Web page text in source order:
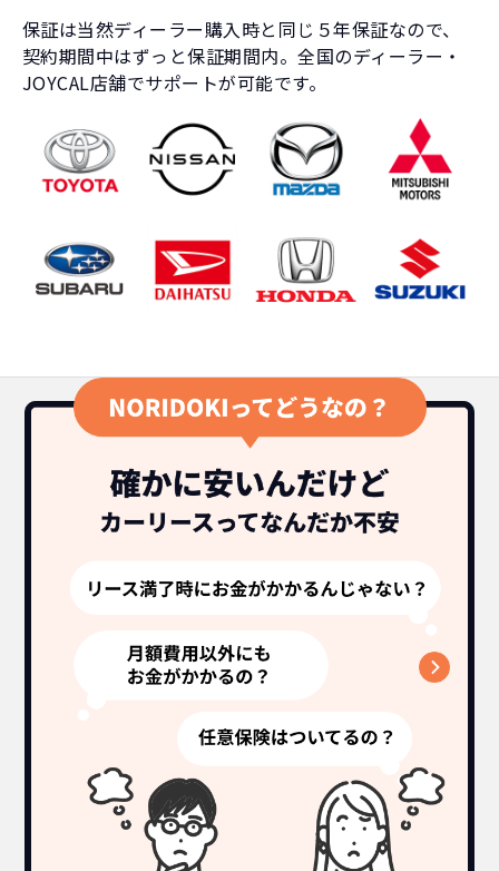
保証は当然ディーラー購入時と同じ５年保証なので、
契約期間中はずっと保証期間内。全国のディーラー・
JOYCAL店舗でサポートが可能です。